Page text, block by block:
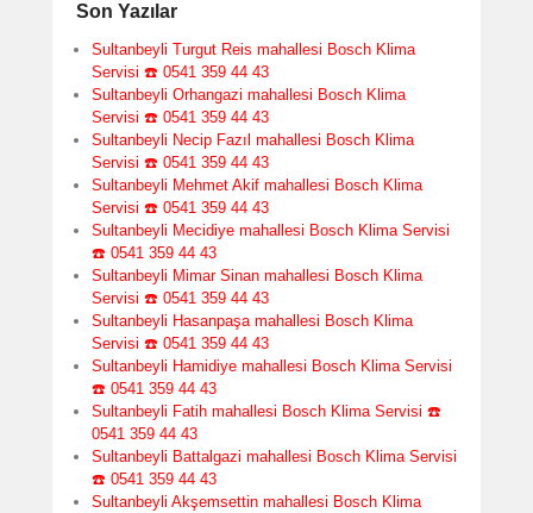
Son Yazılar
Sultanbeyli Turgut Reis mahallesi Bosch Klima
Servisi ☎️ 0541 359 44 43
Sultanbeyli Orhangazi mahallesi Bosch Klima
Servisi ☎️ 0541 359 44 43
Sultanbeyli Necip Fazıl mahallesi Bosch Klima
Servisi ☎️ 0541 359 44 43
Sultanbeyli Mehmet Akif mahallesi Bosch Klima
Servisi ☎️ 0541 359 44 43
Sultanbeyli Mecidiye mahallesi Bosch Klima Servisi
☎️ 0541 359 44 43
Sultanbeyli Mimar Sinan mahallesi Bosch Klima
Servisi ☎️ 0541 359 44 43
Sultanbeyli Hasanpaşa mahallesi Bosch Klima
Servisi ☎️ 0541 359 44 43
Sultanbeyli Hamidiye mahallesi Bosch Klima Servisi
☎️ 0541 359 44 43
Sultanbeyli Fatih mahallesi Bosch Klima Servisi ☎️
0541 359 44 43
Sultanbeyli Battalgazi mahallesi Bosch Klima Servisi
☎️ 0541 359 44 43
Sultanbeyli Akşemsettin mahallesi Bosch Klima